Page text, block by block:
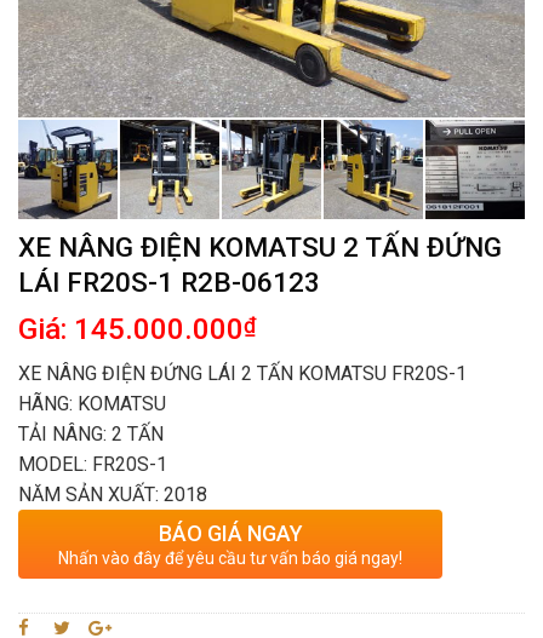
XE NÂNG ĐIỆN KOMATSU 2 TẤN ĐỨNG
LÁI FR20S-1 R2B-06123
Giá: 145.000.000₫
XE NÂNG ĐIỆN ĐỨNG LÁI 2 TẤN KOMATSU FR20S-1
HÃNG: KOMATSU
TẢI NÂNG: 2 TẤN
MODEL: FR20S-1
NĂM SẢN XUẤT: 2018
BÁO GIÁ NGAY
Nhấn vào đây để yêu cầu tư vấn báo giá ngay!